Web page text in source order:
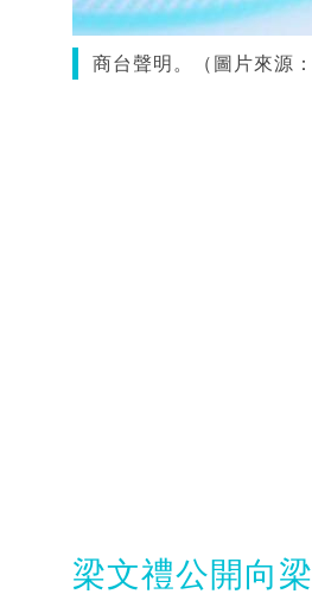
商台聲明。（圖片來源
梁文禮公開向